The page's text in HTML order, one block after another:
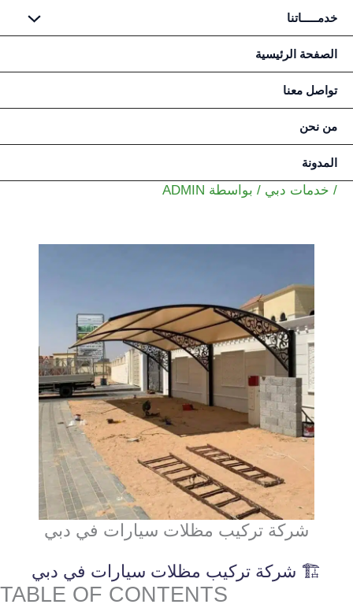
تخطي
إلى
المحتوى
خدمـــــاتنا
الصفحة الرئيسية
تواصل معنا
من نحن
المدونة
/ خدمات دبي / بواسطة ADMIN
شركة تركيب مظلات سيارات في دبي
🏗️ شركة تركيب مظلات سيارات في دبي
TABLE OF CONTENTS